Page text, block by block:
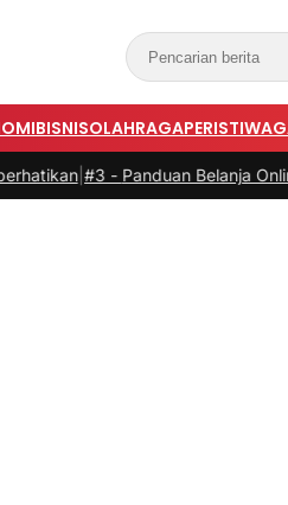
BISNISOLAHRAGAPERISTIWA
Belanja Online Cerdas: Pilih